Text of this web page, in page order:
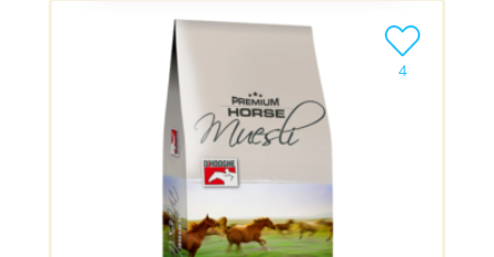
4
Ajouter le
clients ont